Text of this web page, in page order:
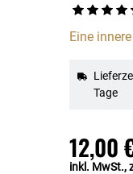
Eine
Tage
12,00
inkl. MwSt.,